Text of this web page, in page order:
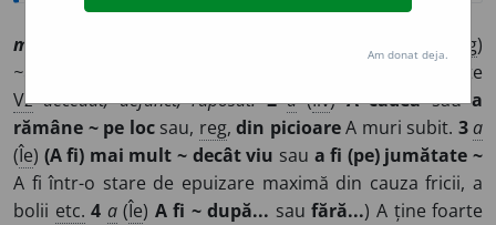
m reg)
~uri
ființe) Care nu mai trăiește
Vz decedat, defunct, răposat. 2 a(Îlv)A cădeasaua
rămâne ~ pe locsau, reg, din picioareA muri subit. 3 a
(Îe) (A fi) mai mult ~ decât viu sau a fi (pe) jumătate ~
A fi într-o stare de epuizare maximă din cauza fricii, a
bolii etc. 4 a(Îe) A fi ~ după... saufără...) A ține foarte
Am donat deja.